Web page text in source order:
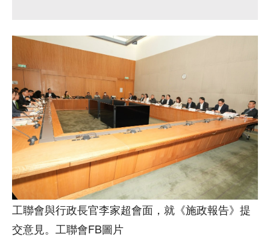
工聯會與行政長官李家超會面，就《施政報告》提
交意見。工聯會FB圖片